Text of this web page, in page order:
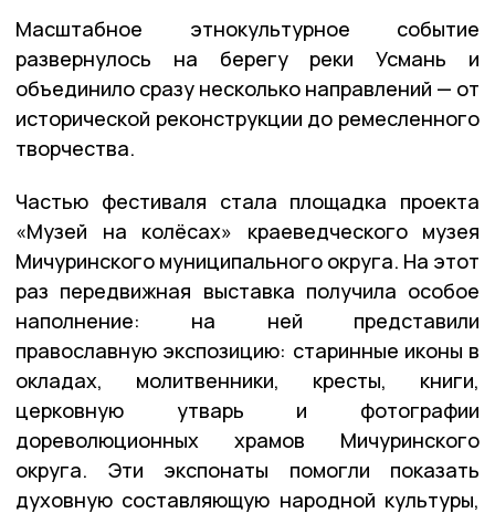
Масштабное этнокультурное событие
развернулось на берегу реки Усмань и
объединило сразу несколько направлений — от
исторической реконструкции до ремесленного
творчества.
Частью фестиваля стала площадка проекта
«Музей на колёсах» краеведческого музея
Мичуринского муниципального округа. На этот
раз передвижная выставка получила особое
наполнение: на ней представили
православную экспозицию: старинные иконы в
окладах, молитвенники, кресты, книги,
церковную утварь и фотографии
дореволюционных храмов Мичуринского
округа. Эти экспонаты помогли показать
духовную составляющую народной культуры,